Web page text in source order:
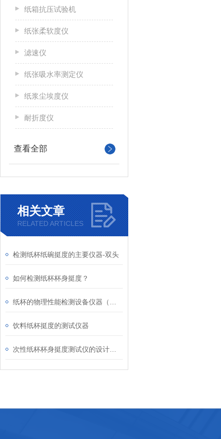
纸箱抗压试验机
纸张柔软度仪
滤速仪
纸张吸水率测定仪
纸浆尘埃度仪
耐折度仪
查看全部
相关文章
RELATED ARTICLES
检测纸杯纸碗挺度的主要仪器-双头
如何检测纸杯杯身挺度？
饮料纸杯挺度的测试仪器